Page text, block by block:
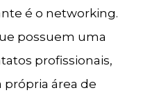
é o networking.
possuem uma
profissionais,
área de